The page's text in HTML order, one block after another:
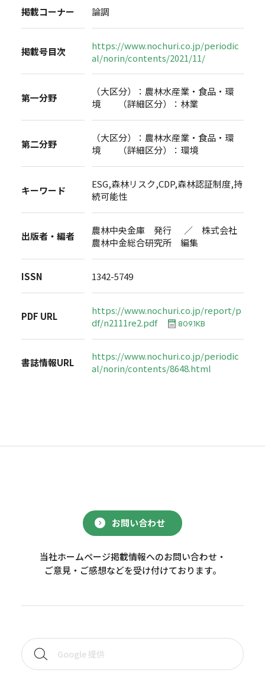
掲載コーナー 論調
掲載号目次
https://www.nochuri.co.jp/periodic
al/norin/contents/2021/11/
第一分野
（大区分）：農林水産業・食品・環
境 （詳細区分）：林業
第二分野
（大区分）：農林水産業・食品・環
境 （詳細区分）：環境
キーワード
ESG,森林リスク,CDP,森林認証制度,持
続可能性
出版者・編者
農林中央金庫 発行 ／ 株式会社
農林中金総合研究所 編集
ISSN 1342-5749
PDF URL
https://www.nochuri.co.jp/report/p
df/n2111re2.pdf
809.1KB
書誌情報URL
https://www.nochuri.co.jp/periodic
al/norin/contents/8648.html
お問い合わせ
当社ホームページ掲載情報へのお問い合わせ・
ご意見・ご感想などを受け付けております。